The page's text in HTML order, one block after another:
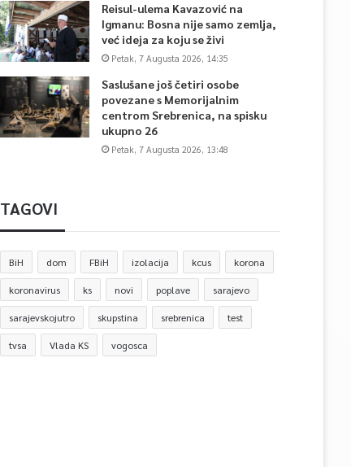
Reisul-ulema Kavazović na
Igmanu: Bosna nije samo zemlja,
već ideja za koju se živi
Petak, 7 Augusta 2026, 14:35
Saslušane još četiri osobe
povezane s Memorijalnim
centrom Srebrenica, na spisku
ukupno 26
Petak, 7 Augusta 2026, 13:48
TAGOVI
BiH dom FBiH izolacija kcus korona
koronavirus ks novi poplave sarajevo
sarajevskojutro skupstina srebrenica test
tvsa Vlada KS vogosca